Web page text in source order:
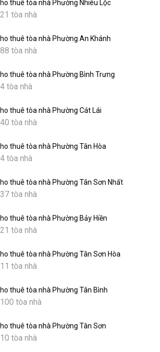
thuê tòa nhà Phường Nhiêu Lộc
tòa nhà
thuê tòa nhà Phường An Khánh
tòa nhà
thuê tòa nhà Phường Bình Trưng
tòa nhà
thuê tòa nhà Phường Cát Lái
tòa nhà
thuê tòa nhà Phường Tân Hòa
tòa nhà
thuê tòa nhà Phường Tân Sơn Nhất
tòa nhà
thuê tòa nhà Phường Bảy Hiền
tòa nhà
thuê tòa nhà Phường Tân Sơn Hòa
tòa nhà
thuê tòa nhà Phường Tân Bình
tòa nhà
thuê tòa nhà Phường Tân Sơn
tòa nhà